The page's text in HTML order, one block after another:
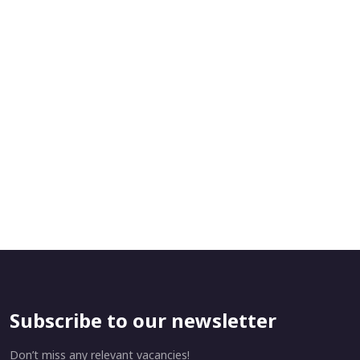
Subscribe to our newsletter
Don’t miss any relevant vacancies!